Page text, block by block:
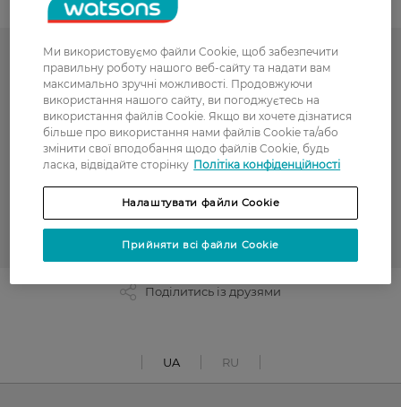
Код товару
-50% на обраний асортимент
Гарячий сезон у WATSONS
Капці
Жіночі капці
WATSONS
Поділитись із друзями
UA RU
Ми використовуємо файли Cookie, щоб забезпечити
правильну роботу нашого веб-сайту та надати вам
максимально зручні можливості. Продовжуючи
використання нашого сайту, ви погоджуєтесь на
використання файлів Cookie. Якщо ви хочете дізнатися
більше про використання нами файлів Cookie та/або
змінити свої вподобання щодо файлів Cookie, будь
ласка, відвідайте сторінку Політіка конфіденційності
Налаштувати файли Cookie
Прийняти всі файли Cookie